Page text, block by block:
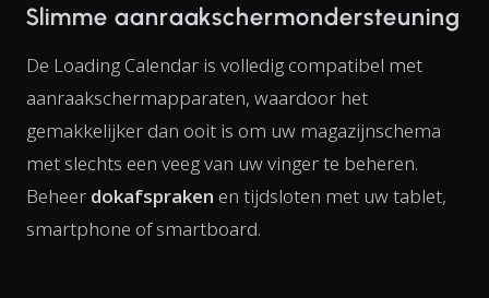
Slimme aanraakschermondersteuning
De Loading Calendar is volledig compatibel met
aanraakschermapparaten, waardoor het
gemakkelijker dan ooit is om uw magazijnschema
met slechts een veeg van uw vinger te beheren.
Beheer dokafspraken en tijdsloten met uw tablet,
smartphone of smartboard.